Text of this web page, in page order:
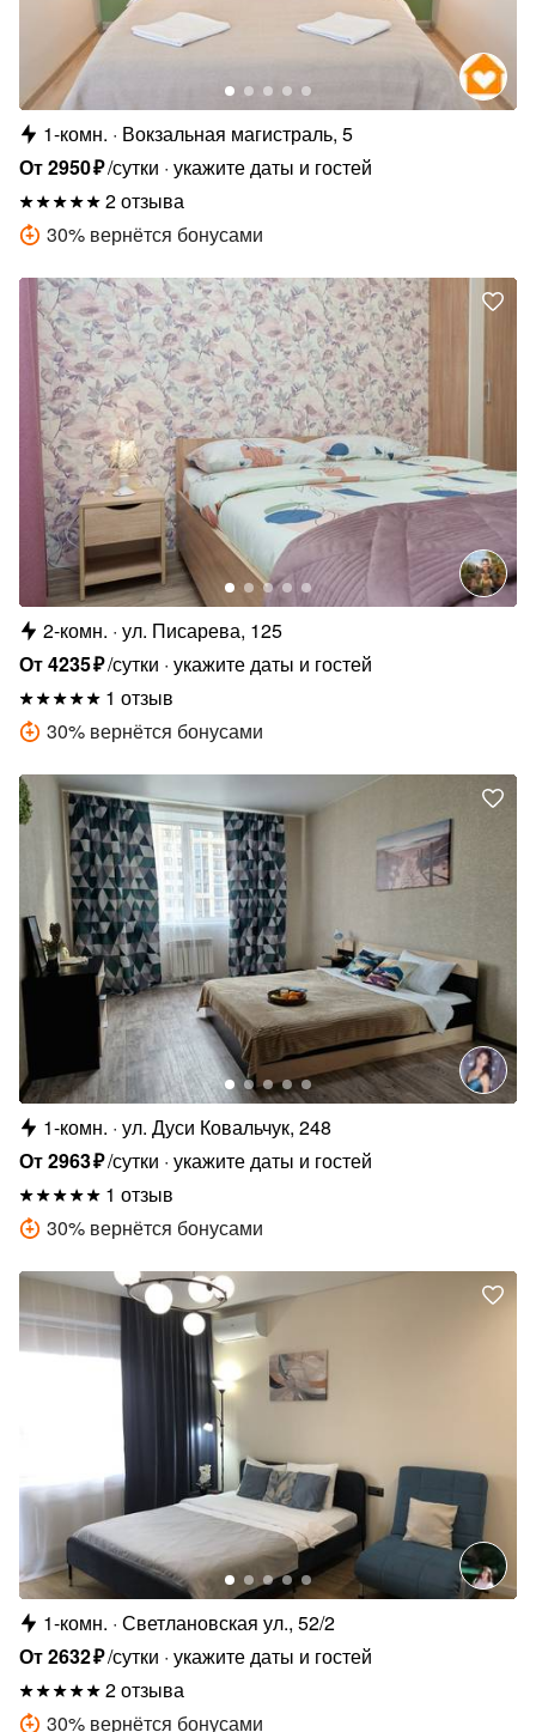
1-комн.
Вокзальная магистраль, 5
От2950₽/сутки укажите даты и гостей
2 отзыва
30% вернётся бонусами
2-комн. ул. Писарева, 125
От4235₽/сутки укажите даты и гостей
1 отзыв
30% вернётся бонусами
1-комн. ул. Дуси Ковальчук, 248
От2963₽/сутки укажите даты и гостей
1 отзыв
30% вернётся бонусами
1-комн. Светлановская ул., 52/2
От2632₽/сутки укажите даты и гостей
2 отзыва
30% вернётся бонусами